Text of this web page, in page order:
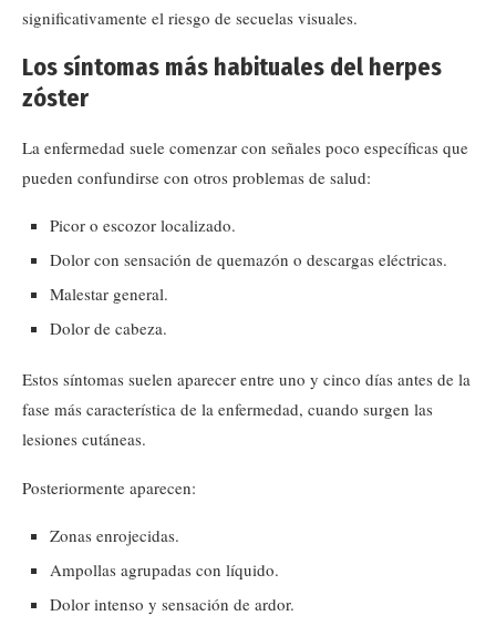
significativamente el riesgo de secuelas visuales.
Los síntomas más habituales del herpes
zóster
La enfermedad suele comenzar con señales poco específicas que
pueden confundirse con otros problemas de salud:
Picor o escozor localizado.
Dolor con sensación de quemazón o descargas eléctricas.
Malestar general.
Dolor de cabeza.
Estos síntomas suelen aparecer entre uno y cinco días antes de la
fase más característica de la enfermedad, cuando surgen las
lesiones cutáneas.
Posteriormente aparecen:
Zonas enrojecidas.
Ampollas agrupadas con líquido.
Dolor intenso y sensación de ardor.